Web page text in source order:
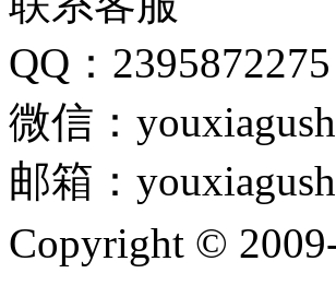
QQ：2395872275
微信：
邮箱：
Copyright ©